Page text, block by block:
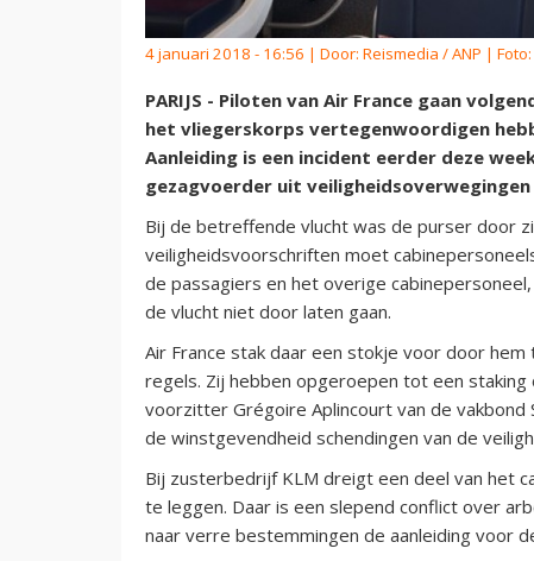
4 januari 2018 - 16:56 | Door: Reismedia / ANP |
PARIJS - Piloten van Air France gaan
het vliegerskorps vertegenwoordigen
Aanleiding is een incident eerder deze
gezagvoerder uit
Bij de betreffende vlucht was de purser door
veiligheidsvoorschriften moet
de passagiers en het overige
de vlucht niet door laten gaan.
Air France stak daar een stokje voor door
regels. Zij hebben opgeroepen tot een
voorzitter Grégoire Aplincourt van de vakbond
de winstgevendheid schendingen van de
Bij zusterbedrijf KLM dreigt een deel van het
te leggen. Daar is een slepend conflict over
naar verre bestemmingen de aanleiding voor